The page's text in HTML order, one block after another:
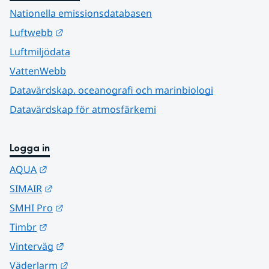
Nationella emissionsdatabasen
Luftwebb
Luftmiljödata
VattenWebb
Datavärdskap, oceanografi och marinbiologi
Datavärdskap för atmosfärkemi
Logga in
AQUA
SIMAIR
SMHI Pro
Timbr
Vinterväg
Väderlarm